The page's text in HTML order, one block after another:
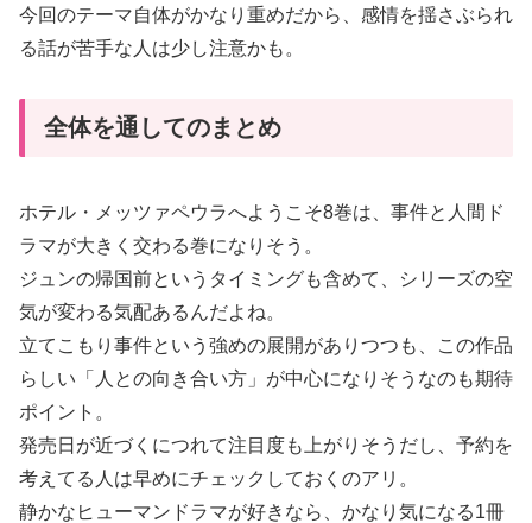
今回のテーマ自体がかなり重めだから、感情を揺さぶられ
る話が苦手な人は少し注意かも。
全体を通してのまとめ
ホテル・メッツァペウラへようこそ8巻は、事件と人間ド
ラマが大きく交わる巻になりそう。
ジュンの帰国前というタイミングも含めて、シリーズの空
気が変わる気配あるんだよね。
立てこもり事件という強めの展開がありつつも、この作品
らしい「人との向き合い方」が中心になりそうなのも期待
ポイント。
発売日が近づくにつれて注目度も上がりそうだし、予約を
考えてる人は早めにチェックしておくのアリ。
静かなヒューマンドラマが好きなら、かなり気になる1冊